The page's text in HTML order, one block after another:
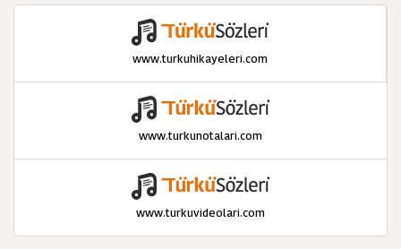
www.turkuhikayeleri.com
www.turkunotalari.com
www.turkuvideolari.com